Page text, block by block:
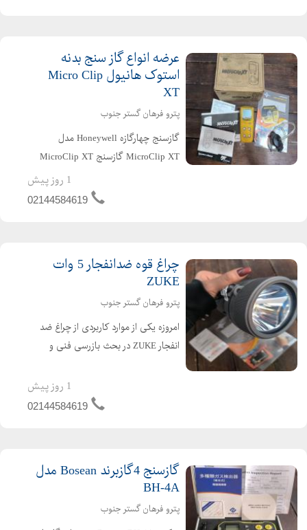
عرضه انواع گاز سنج بدنه
استوک هانیول Micro Clip
XT
پترو فرهان گستر جنوب
گازسنج چهارگازه Honeywell مدل
MicroClip XT گازسنج MicroClip XT
یک دتکتور پرتابل و صنعتی برای پایش
همزمان ۴ گاز خطرناک در محیطهای
1 روز پیش
02144584619
چراغ قوه ضدانفجار 5 وات
ZUKE
پترو فرهان گستر جنوب
امروزه یکی از موارد کاربردی از چراغ ضد
انفجار ZUKE در بحث بازرسی فنی و
پشتیبان شارژی هستند . نمونه مطرح از
این چراغ های ضد انفجار در حوزه بازرسی
1 روز پیش
02144584619
گازسنج 4گازبرند Bosean مدل
BH-4A
پترو فرهان گستر جنوب